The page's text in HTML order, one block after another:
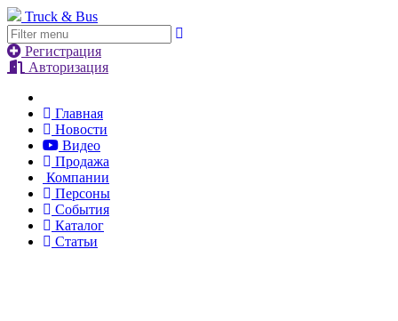
Truck & Bus
Регистрация
Авторизация
Главная
Новости
Видео
Продажа
Компании
Персоны
События
Каталог
Статьи